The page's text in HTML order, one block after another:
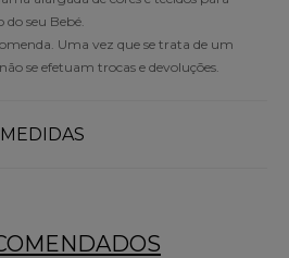
seu Bebé.
Uma vez que se trata de um
se efetuam trocas e devoluções.